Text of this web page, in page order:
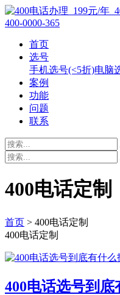
400-0000-365
首页
选号
手机选号(<5折)电脑
案例
功能
问题
联系
400电话定制
首页 > 400电话定制
400电话定制
400电话选号到底